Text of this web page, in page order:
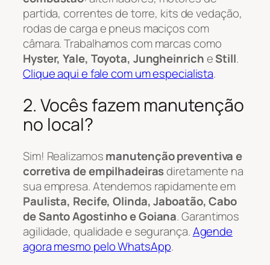
partida, correntes de torre, kits de vedação,
rodas de carga e pneus maciços com
câmara. Trabalhamos com marcas como
Hyster, Yale, Toyota, JungheinricheStill.
Clique aqui e fale com um especialista.
2. Vocês fazem manutenção
no local?
Sim! Realizamosmanutenção preventiva e
corretiva de empilhadeirasdiretamente na
sua empresa. Atendemos rapidamente em
Paulista, Recife, Olinda, Jaboatão, Cabo
de Santo Agostinho e Goiana. Garantimos
agilidade, qualidade e segurança.Agende
agora mesmo pelo WhatsApp.